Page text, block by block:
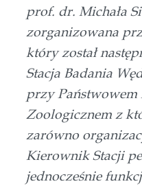
prof. dr. Michała
zorganizowana
który został
Stacja Badania
przy Państwowem
Zoologicznem z
zarówno
Kierownik Stacji
jednocześnie